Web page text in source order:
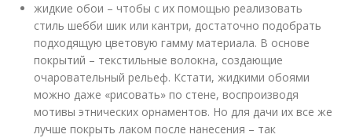
жидкие обои – чтобы с их помощью реализовать
стиль шебби шик или кантри, достаточно подобрать
подходящую цветовую гамму материала. В основе
покрытий – текстильные волокна, создающие
очаровательный рельеф. Кстати, жидкими обоями
можно даже «рисовать» по стене, воспроизводя
мотивы этнических орнаментов. Но для дачи их все же
лучше покрыть лаком после нанесения – так